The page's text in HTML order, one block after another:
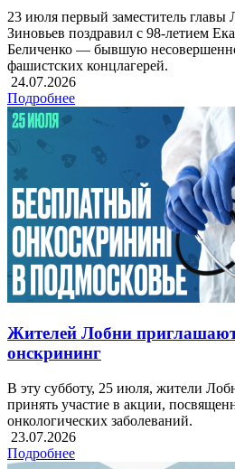
23 июля первый заместитель
Зиновьев поздравил с 98-летием
Беличенко — бывшую
фашистских концлагерей.
24.07.2026
Подробнее
Жителей Лобни
онскрининг
В эту субботу, 25 июля, жители
принять участие в акции,
онкологических заболеваний.
23.07.2026
Подробнее